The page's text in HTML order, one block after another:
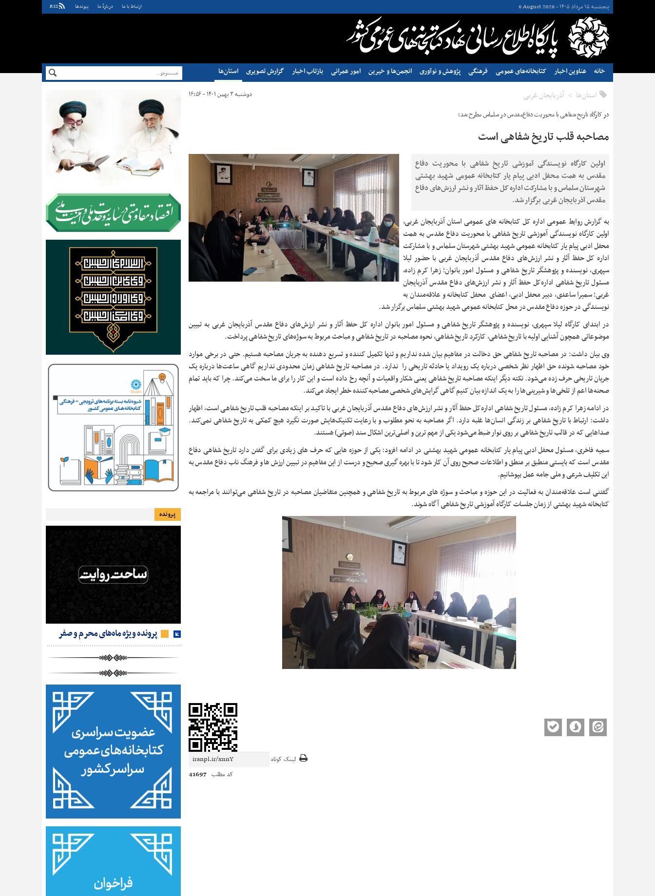
پنجشنبه ۱۵ مرداد ۱۴۰۵ - 6 August 2026 ارتباط با ما دربارهٔ ما پيوندها RSS
خانه عناوین اخبار کتابخانه‌های عمومی فرهنگی پژوهش و نوآوری انجمن‌ها و خیرین امور عمرانی بازتاب اخبار گزارش تصویری استان‌ها
استان‌ها آذربایجان غربی دوشنبه ۳ بهمن ۱۴۰۱ - ۱۶:۵۶
در کارگاه تاریخ شفاهی با محوریت دفاع‌مقدس در سلماس مطرح شد؛
مصاحبه قلب تاریخ شفاهی است
اولین کارگاه نویسندگی آموزشی تاریخ شفاهی با محوریت دفاع
مقدس به همت محفل ادبی پیام یار کتابخانه عمومی شهید بهشتی
شهرستان سلماس و با مشارکت اداره ‌کل حفظ آثار و نشر ارزش‌های دفاع
مقدس آذربایجان غربی برگزار شد.
به گزارش روابط عمومی اداره کل کتابخانه های عمومی استان آذربایجان غربی،
اولین کارگاه نویسندگی آموزشی تاریخ شفاهی با محوریت دفاع مقدس به همت
محفل ادبی پیام یار کتابخانه عمومی شهید بهشتی شهرستان سلماس و با مشارکت
اداره ‌کل حفظ آثار و نشر ارزش‌های دفاع مقدس آذربایجان غربی با حضور لیلا
سپهری، نویسنده و پژوهشگر تاریخ شفاهی و ‌مسئول امور بانوان؛ زهرا کرم زاده،
مسئول تاریخ شفاهی اداره‌کل حفظ آثار و نشر ارزش‌های دفاع مقدس آذربایجان
غربی؛ سمیرا ساعدی، دبیر محفل ادبی، اعضای محفل کتابخانه و علاقه‌مندان به
نویسندگی در حوزه دفاع مقدس در محل کتابخانه عمومی شهید بهشتی سلماس برگزار شد.
در ابتدای کارگاه لیلا سپهری، نویسنده و پژوهشگر تاریخ شفاهی و مسئول امور بانوان اداره کل حفظ آثار و نشر ارزش‌های دفاع مقدس آذربایجان غربی به تبیین
موضوعاتی همچون آشنایی اولیه با تاریخ شفاهی، کارکرد تاریخ شفاهی، نحوه مصاحبه در تاریخ شفاهی و مباحث مربوط به سوژه‌های تاریخ شفاهی پرداخت.
وی بیان داشت: در مصاحبه تاریخ شفاهی حق دخالت در مفاهیم بیان شده نداریم و تنها تکمیل کننده و تسریع دهنده به جریان مصاحبه هستیم. حتی در برخی موارد
خود مصاحبه شونده حق اظهار نظر شخصی درباره یک رویداد یا حادثه تاریخی را ندارد. در مصاحبه تاریخ شفاهی زمان محدودی نداریم گاهی ساعت‌ها درباره یک
جریان تاریخی حرف زده می‌شود. نکته دیگر اینکه مصاحبه تاریخ شفاهی یعنی شکار واقعیات و آنچه رخ داده است و این کار را برای ما سخت می‌کند. چرا که باید تمام
صحنه‌ها اعم از تلخی‌ها و شیرینی‌ها را به یک اندازه بیان کنیم گاهی گرایش‌های شخصی مصاحبه‌کننده خطر ایجاد می‌کند.
در ادامه زهرا کرم زاده، مسئول تاریخ شفاهی اداره‌کل حفظ آثار و نشر ارزش‌های دفاع مقدس آذربایجان غربی با تاکید بر اینکه مصاحبه قلب تاریخ شفاهی است، اظهار
داشت: ارتباط با تاریخ شفاهی بر زندگی انسان‌ها غلبه دارد. اگر مصاحبه به نحو مطلوب و با رعایت تکنیک‌هایش صورت نگیرد هیچ کمکی به تاریخ شفاهی نمی‌کند.
صداهایی که در قالب تاریخ شفاهی بر روی نوار ضبط می‌شود یکی از مهم ترین و اصلی‌ترین اشکال سند (صوتی) هستند.
سمیه فاخری، مسئول محفل ادبی پیام یار کتابخانه عمومی شهید بهشتی در ادامه افزود: یکی از حوزه هایی که حرف های زیادی برای گفتن دارد تاریخ شفاهی دفاع
مقدس است که بایستی منطبق بر منطق و اطلاعات صحیح روی آن کار شود تا با بهره گیری صحیح و درست از این مفاهیم در تبیین ارزش ها و فرهنگ ناب دفاع مقدس به
این تکلیف شرعی و ملی جامه عمل بپوشانیم.
گفتنی است علاقه‌مندان به فعالیت در این حوزه و مباحث و سوژه های مربوط به تاریخ شفاهی و همچنین متقاضیان مصاحبه در تاریخ شفاهی می‌توانند با مراجعه به
کتابخانه شهید بهشتی از زمان جلسات کارگاه آموزشی تاریخ شفاهی آگاه شوند.
لینک کوتاه
کد مطلب 41697
پرونده
پرونده ویژه ماه‌های محرم و صفر